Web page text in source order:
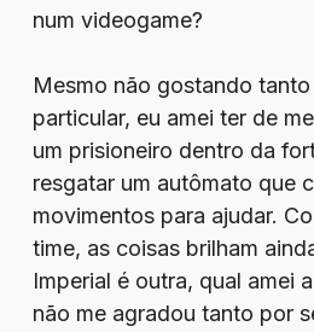
num videogame?
Mesmo não gostando tanto
particular, eu amei ter de
um prisioneiro dentro da
resgatar um autômato que
movimentos para ajudar.
time, as coisas brilham
Imperial é outra, qual amei
não me agradou tanto por